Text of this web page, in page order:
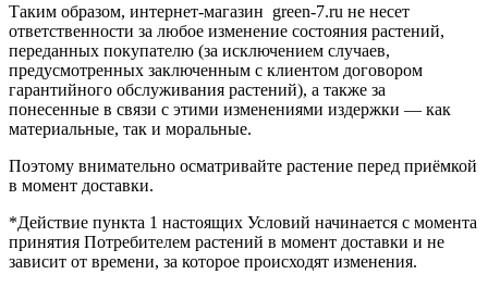
Таким образом, интернет-магазин green-7.ru не несет
ответственности за любое изменение состояния растений,
переданных покупателю (за исключением случаев,
предусмотренных заключенным с клиентом договором
гарантийного обслуживания растений), а также за
понесенные в связи с этими изменениями издержки — как
материальные, так и моральные.
Поэтому внимательно осматривайте растение перед приёмкой
в момент доставки.
*Действие пункта 1 настоящих Условий начинается с момента
принятия Потребителем растений в момент доставки и не
зависит от времени, за которое происходят изменения.